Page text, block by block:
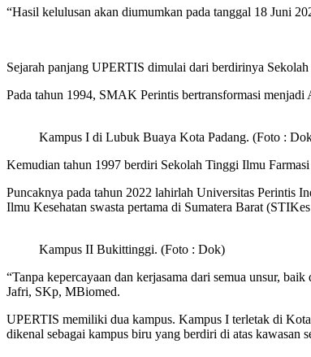
“Hasil kelulusan akan diumumkan pada tanggal 18 Juni
Sejarah panjang UPERTIS dimulai dari berdirinya
Pada tahun 1994, SMAK Perintis bertransformasi
Kampus I di Lubuk Buaya Kota Padang. (Foto :
Kemudian tahun 1997 berdiri Sekolah Tinggi Ilmu
Puncaknya pada tahun 2022 lahirlah Universitas Perintis
Ilmu Kesehatan swasta pertama di Sumatera Barat
Kampus II Bukittinggi. (Foto : Dok)
“Tanpa kepercayaan dan kerjasama dari semua unsur,
Jafri, SKp, MBiomed.
UPERTIS memiliki dua kampus. Kampus I terletak di
dikenal sebagai kampus biru yang berdiri di atas kawasan